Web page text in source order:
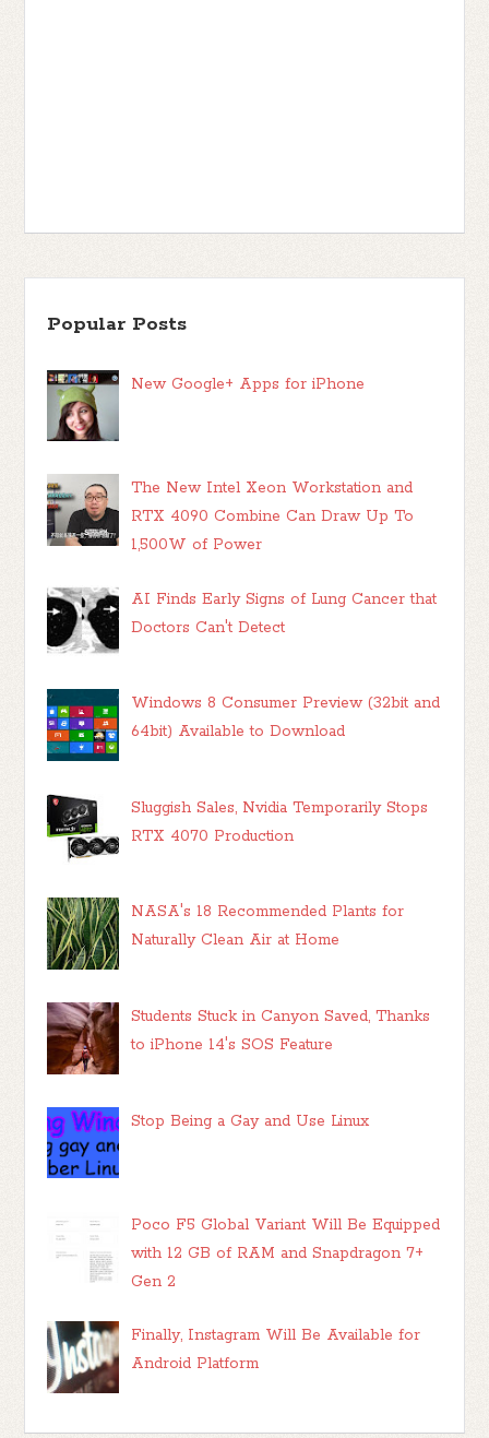
Popular Posts
New Google+ Apps for iPhone
The New Intel Xeon Workstation and
RTX 4090 Combine Can Draw Up To
1,500W of Power
AI Finds Early Signs of Lung Cancer that
Doctors Can't Detect
Windows 8 Consumer Preview (32bit and
64bit) Available to Download
Sluggish Sales, Nvidia Temporarily Stops
RTX 4070 Production
NASA's 18 Recommended Plants for
Naturally Clean Air at Home
Students Stuck in Canyon Saved, Thanks
to iPhone 14's SOS Feature
Stop Being a Gay and Use Linux
Poco F5 Global Variant Will Be Equipped
with 12 GB of RAM and Snapdragon 7+
Gen 2
Finally, Instagram Will Be Available for
Android Platform